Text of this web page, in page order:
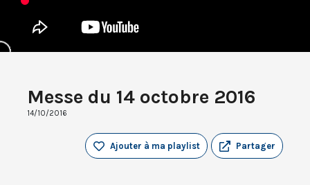
Messe du 14 octobre 2016
14/10/2016
Partager
Ajouter à ma playlist